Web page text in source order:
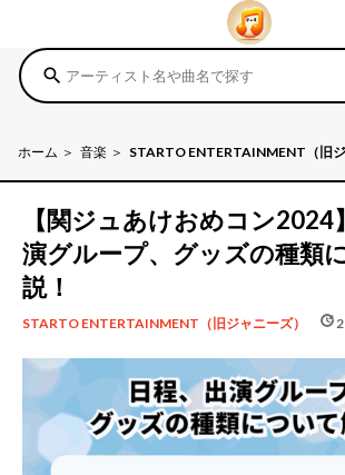
search
ホーム 音楽 STARTO ENTERTAINMENT（旧ジ
【関ジュあけおめコン2024
演グループ、グッズの種類
説！
STARTO ENTERTAINMENT（旧ジャニーズ） schedule
update